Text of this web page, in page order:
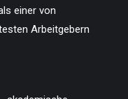
einer von
Arbeitgebern